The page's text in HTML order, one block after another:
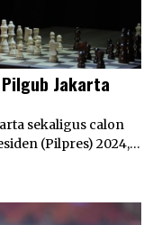
Jakarta
sekaligus calon
(Pilpres) 2024,…